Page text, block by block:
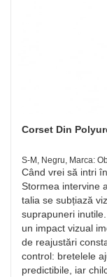
Corset Din
S-M, Negru, Marca:
Când vrei să intri
Stormea intervine
talia se subțiază
suprapuneri
un impact vizual
de reajustări
control: bretelele
predictibile, iar